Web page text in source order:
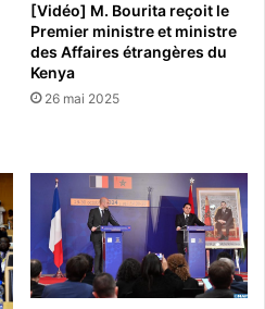
[Vidéo] M. Bourita reçoit le
Premier ministre et ministre
des Affaires étrangères du
Kenya
26 mai 2025